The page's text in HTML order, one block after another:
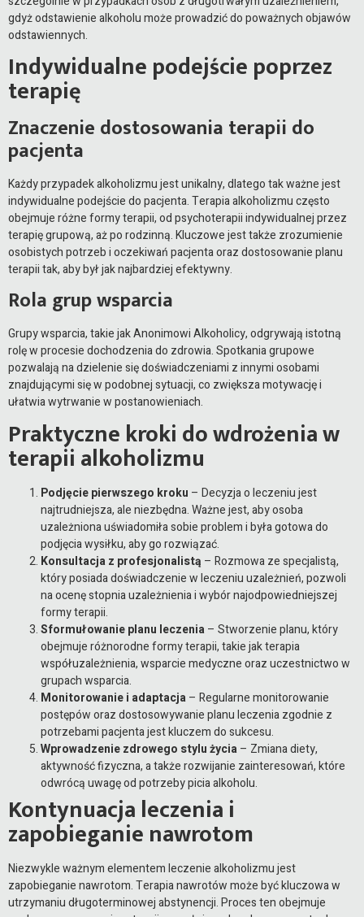
gdyż odstawienie alkoholu może prowadzić do poważnych objawów
odstawiennych.
Indywidualne podejście poprzez
terapię
Znaczenie dostosowania terapii do
pacjenta
Każdy przypadek alkoholizmu jest unikalny, dlatego tak ważne jest
indywidualne podejście do pacjenta. Terapia alkoholizmu często
obejmuje różne formy terapii, od psychoterapii indywidualnej przez
terapię grupową, aż po rodzinną. Kluczowe jest także zrozumienie
osobistych potrzeb i oczekiwań pacjenta oraz dostosowanie planu
terapii tak, aby był jak najbardziej efektywny.
Rola grup wsparcia
Grupy wsparcia, takie jak Anonimowi Alkoholicy, odgrywają istotną
rolę w procesie dochodzenia do zdrowia. Spotkania grupowe
pozwalają na dzielenie się doświadczeniami z innymi osobami
znajdującymi się w podobnej sytuacji, co zwiększa motywację i
ułatwia wytrwanie w postanowieniach.
Praktyczne kroki do wdrożenia w
terapii alkoholizmu
Podjęcie pierwszego kroku – Decyzja o leczeniu jest
najtrudniejsza, ale niezbędna. Ważne jest, aby osoba
uzależniona uświadomiła sobie problem i była gotowa do
podjęcia wysiłku, aby go rozwiązać.
Konsultacja z profesjonalistą – Rozmowa ze specjalistą,
który posiada doświadczenie w leczeniu uzależnień, pozwoli
na ocenę stopnia uzależnienia i wybór najodpowiedniejszej
formy terapii.
Sformułowanie planu leczenia– Stworzenie planu, który
obejmuje różnorodne formy terapii, takie jak terapia
współuzależnienia, wsparcie medyczne oraz uczestnictwo w
grupach wsparcia.
Monitorowanie i adaptacja– Regularne monitorowanie
postępów oraz dostosowywanie planu leczenia zgodnie z
potrzebami pacjenta jest kluczem do sukcesu.
Wprowadzenie zdrowego stylu życia– Zmiana diety,
aktywność fizyczna, a także rozwijanie zainteresowań, które
odwrócą uwagę od potrzeby picia alkoholu.
Kontynuacja leczenia i
zapobieganie nawrotom
Niezwykle ważnym elementem leczenie alkoholizmu jest
zapobieganie nawrotom. Terapia nawrotów może być kluczowa w
utrzymaniu długoterminowej abstynencji. Proces ten obejmuje